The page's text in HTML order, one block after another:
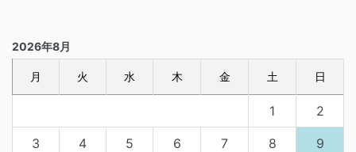
2026年8月
月 火 水 木 金 土 日
1 2
3 4 5 6 7 8 9